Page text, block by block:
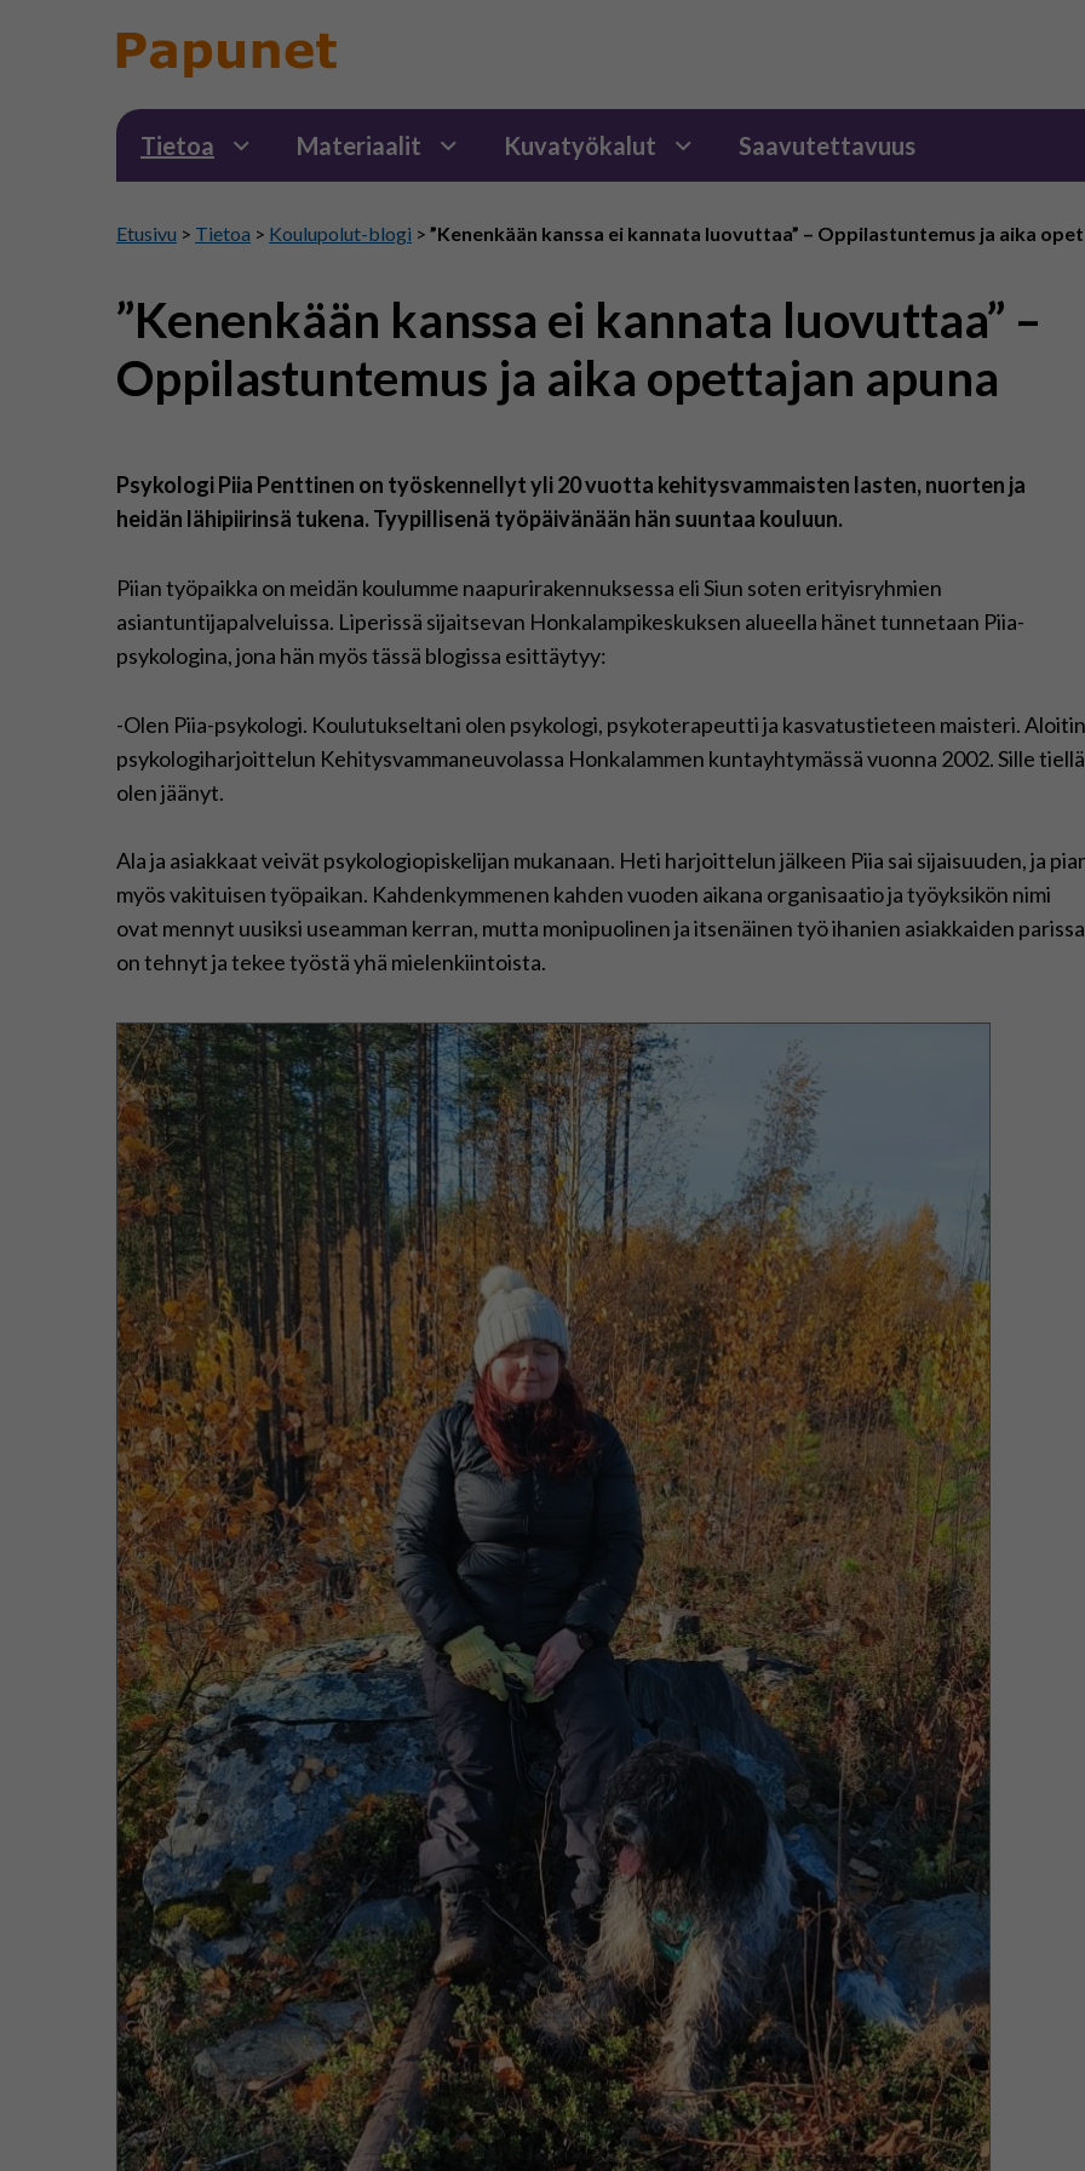
Tietoa Materiaalit Kuvatyökalut Saavutettavuus
Etusivu > Tietoa > Koulupolut-blogi > ”Kenenkään kanssa ei kannata luovuttaa” – Oppilastuntemus ja aika
”Kenenkään kanssa ei kannata luovuttaa” –
Oppilastuntemus ja aika opettajan apuna
Psykologi Piia Penttinen on työskennellyt yli 20 vuotta kehitysvammaisten lasten, nuorten ja
heidän lähipiirinsä tukena. Tyypillisenä työpäivänään hän suuntaa kouluun.
Piian työpaikka on meidän koulumme naapurirakennuksessa eli Siun soten erityisryhmien
asiantuntijapalveluissa. Liperissä sijaitsevan Honkalampikeskuksen alueella hänet tunnetaan Piia-
psykologina, jona hän myös tässä blogissa esittäytyy:
-Olen Piia-psykologi. Koulutukseltani olen psykologi, psykoterapeutti ja kasvatustieteen maisteri. Aloitin
psykologiharjoittelun Kehitysvammaneuvolassa Honkalammen kuntayhtymässä vuonna 2002. Sille tiellä
olen jäänyt.
Ala ja asiakkaat veivät psykologiopiskelijan mukanaan. Heti harjoittelun jälkeen Piia sai sijaisuuden, ja
myös vakituisen työpaikan. Kahdenkymmenen kahden vuoden aikana organisaatio ja työyksikön nimi
ovat mennyt uusiksi useamman kerran, mutta monipuolinen ja itsenäinen työ ihanien asiakkaiden parissa
on tehnyt ja tekee työstä yhä mielenkiintoista.